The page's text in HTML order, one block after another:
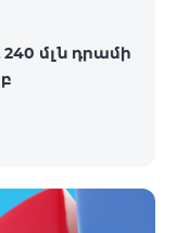
240 մլն դրամի